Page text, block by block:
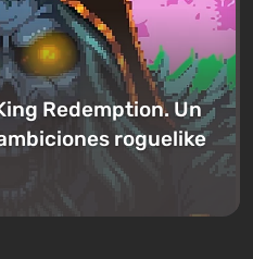
Redemption. Un
roguelike